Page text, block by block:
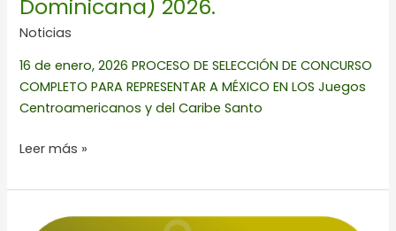
Dominicana) 2026.
Noticias
16 de enero, 2026 PROCESO DE SELECCIÓN DE CONCURSO
COMPLETO PARA REPRESENTAR A MÉXICO EN LOS Juegos
Centroamericanos y del Caribe Santo
Santo
Domingo(República
Leer más »
CESA